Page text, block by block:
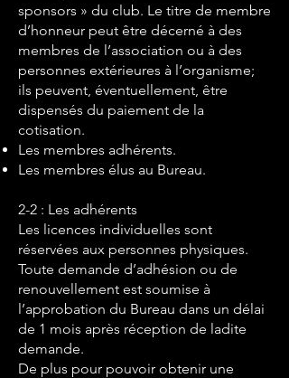
sponsors » du club. Le titre de membre
d’honneur peut être décerné à des
membres de l’association ou à des
personnes extérieures à l’organisme;
ils peuvent, éventuellement, être
dispensés du paiement de la
cotisation.
Les membres adhérents.
Les membres élus au Bureau.
2-2 : Les adhérents
Les licences individuelles sont
réservées aux personnes physiques.
Toute demande d’adhésion ou de
renouvellement est soumise à
l’approbation du Bureau dans un délai
de 1 mois après réception de ladite
demande.
De plus pour pouvoir obtenir une